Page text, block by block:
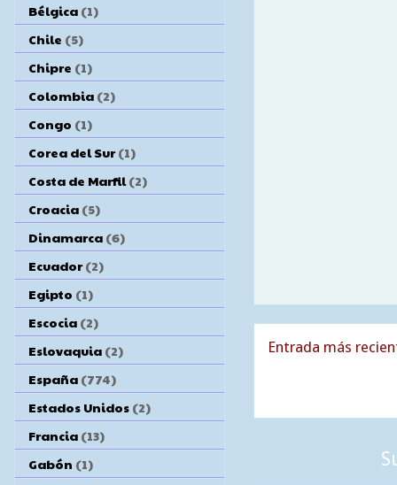
Entrada más
Bélgica (1)
Chile (5)
Chipre (1)
Colombia (2)
Congo (1)
Corea del Sur (1)
Costa de Marfil (2)
Croacia (5)
Dinamarca (6)
Ecuador (2)
Egipto (1)
Escocia (2)
Eslovaquia (2)
España (774)
Estados Unidos (2)
Francia (13)
Gabón (1)